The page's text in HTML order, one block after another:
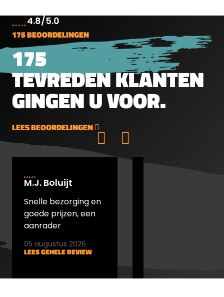
4.8/5.0
175 BEOORDELINGEN
175
TEVREDEN KLANTEN
GINGEN U VOOR.
LEES BEOORDELINGEN
M.J. Boluijt
Snelle bezorging en
goede prijzen, een
aanrader
LEES GEHELE REVIEW
05 augustus 2026